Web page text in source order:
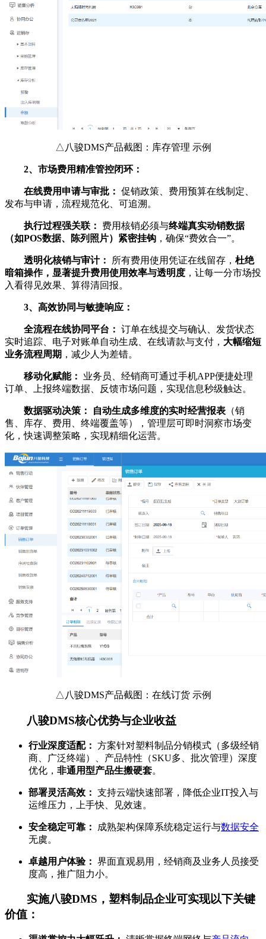
△八骏DMS产品截图：库存管理 示例
2、市场费用精准管控闭环：
在线费用申请与审批： 促销政策、费用预算在线制定、
发布与申请，流程规范化、可追溯。
执行过程强关联： 费用核销必须与终端真实动销数据
（如POS数据、陈列照片）紧密挂钩 ，确保“费效合一”。
透明化核销与审计： 所有费用使用凭证在线留存， 杜绝
暗箱操作，显著提升费用使用效率与透明度 ，让每一分市场投
入看得见效果、算得清回报。
3、高效协同与敏捷响应：
全流程在线协同平台： 订单在线提交与确认、发货状态
实时追踪、电子对账单自动生成、在线请款与支付， 大幅缩短
业务流程周期 ，减少人为差错。
移动化赋能：
业务员、经销商可通过手机APP便捷处理
订单、上报终端数据、反馈市场问题，实现信息秒级触达。
数据驱动决策： 自动生成多维度的实时经营报表 （销
售、库存、费用、终端覆盖等），管理层可即时洞察市场变
化，快速调整策略，实现精细化运营。
△八骏DMS产品截图：在线订货 示例
八骏DMS核心优势与企业收益
行业深度适配： 方案针对塑料制品分销模式（多级经销
商、广泛终端）、产品特性（SKU多、批次管理）深度
优化， 非通用型产品生搬硬套。
部署灵活高效： 支持云端快速部署，降低企业IT投入与
运维压力，上手快、见效速。
安全稳定可靠： 成熟架构保障系统稳定运行与数据安全
无虞。
卓越用户体验： 界面直观易用，经销商及业务人员接受
度高，推广阻力小。
实施八骏DMS，塑料制品企业可实现以下关键
价值：